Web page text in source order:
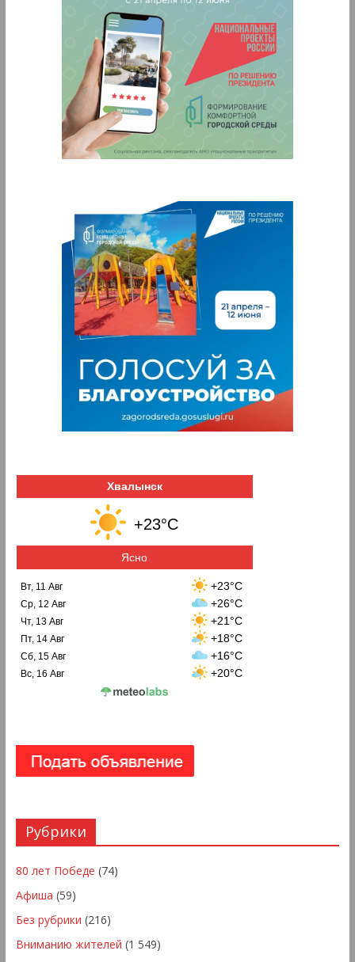
Хвалынск
+23°C
Ясно
Вт, 11 Авг +23°C
Ср, 12 Авг +26°C
Чт, 13 Авг +21°C
Пт, 14 Авг +18°C
Сб, 15 Авг +16°C
Вс, 16 Авг +20°C
Рубрики
80 лет Победе (74)
Афиша (59)
Без рубрики (216)
Вниманию жителей (1 549)